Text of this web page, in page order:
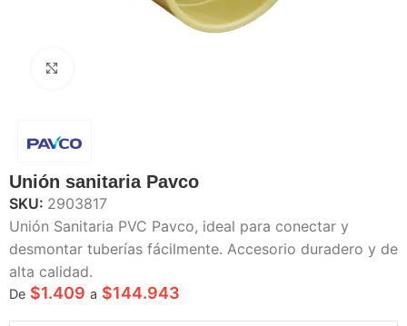
Unión sanitaria Pavco
SKU: 2903817
Unión Sanitaria PVC Pavco, ideal para conectar y
desmontar tuberías fácilmente. Accesorio duradero y de
alta calidad.
De $1.409 a $144.943